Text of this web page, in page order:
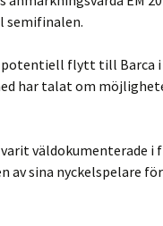
semifinalen.
flytt till Barca i
har talat om
väldokumenterade i
av sina nyckelspelare